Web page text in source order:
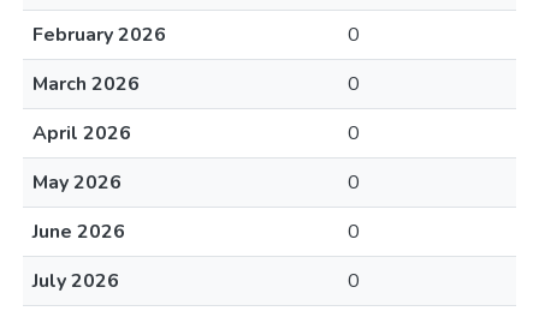
February 2026
0
March 2026
0
April 2026
0
May 2026
0
June 2026
0
July 2026
0